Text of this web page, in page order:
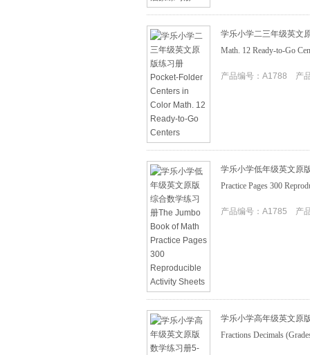
学乐小学二三年级英文
Math. 12 Ready-to-Go
产品编号：A1788 产
学乐小学低年级英文原
Practice Pages 300
产品编号：A1785 产
学乐小学高年级英文原
Fractions Decimals